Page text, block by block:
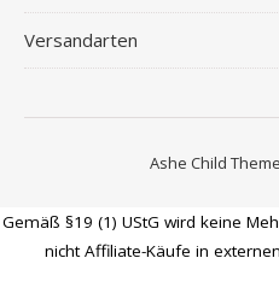
Versandarten
Ashe Child
Gemäß §19 (1) UStG wird keine
nicht Affiliate-Käufe in